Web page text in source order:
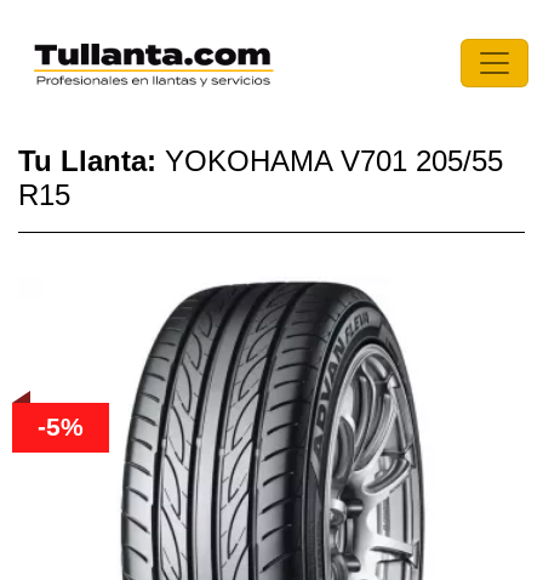
Tu Llanta: YOKOHAMA V701 205/55
R15
-5%